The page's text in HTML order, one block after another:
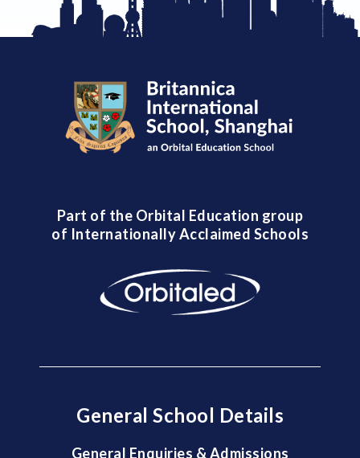
Part of the Orbital Education group
of Internationally Acclaimed Schools
General School Details
General Enquiries & Admissions